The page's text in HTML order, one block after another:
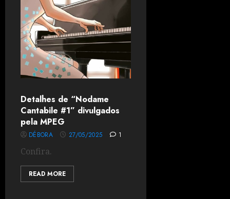
Detalhes de “Nodame
Cantabile #1” divulgados
pela MPEG
DÉBORA 27/05/2025 1
Confira.
READ MORE